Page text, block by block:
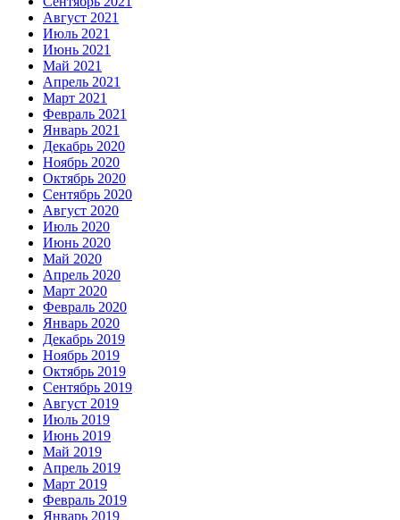
Август 2021
Июль 2021
Июнь 2021
Май 2021
Апрель 2021
Март 2021
Февраль 2021
Январь 2021
Декабрь 2020
Ноябрь 2020
Октябрь 2020
Сентябрь 2020
Август 2020
Июль 2020
Июнь 2020
Май 2020
Апрель 2020
Март 2020
Февраль 2020
Январь 2020
Декабрь 2019
Ноябрь 2019
Октябрь 2019
Сентябрь 2019
Август 2019
Июль 2019
Июнь 2019
Май 2019
Апрель 2019
Март 2019
Февраль 2019
Январь 2019